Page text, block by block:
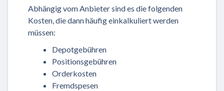
Abhängig vom Anbieter sind es die folgenden
Kosten, die dann häufig einkalkuliert werden
müssen:
Depotgebühren
Positionsgebühren
Orderkosten
Fremdspesen